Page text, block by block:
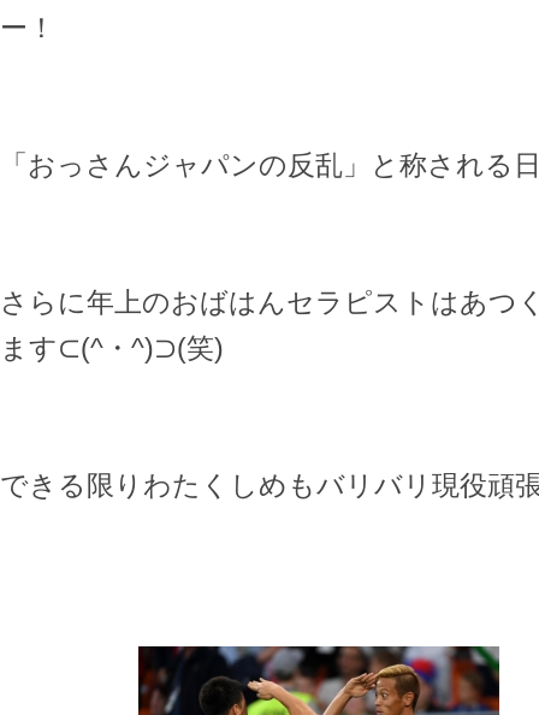
ー！
「おっさんジャパンの反乱」と称される
さらに年上のおばはんセラピストはあつ
ます⊂(^・^)⊃(笑)
できる限りわたくしめもバリバリ現役頑